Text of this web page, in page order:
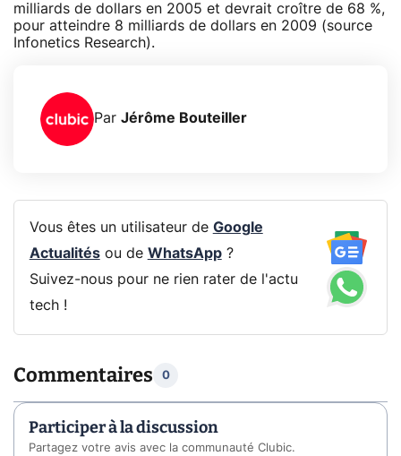
milliards de dollars en 2005 et devrait croître de 68 %,
pour atteindre 8 milliards de dollars en 2009 (source
Infonetics Research).
Par Jérôme Bouteiller
Vous êtes un utilisateur de Google
Actualitésou de WhatsApp?
Suivez-nous pour ne rien rater de l'actu
tech !
Commentaires 0
Participer à la discussion
Partagez votre avis avec la communauté Clubic.